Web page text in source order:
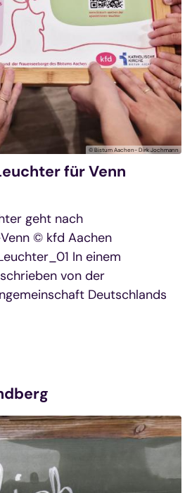
© Bistum Aachen- Dirk Jochmann
für Venn
geht nach
© kfd Aachen
In einem
von der
Deutschlands